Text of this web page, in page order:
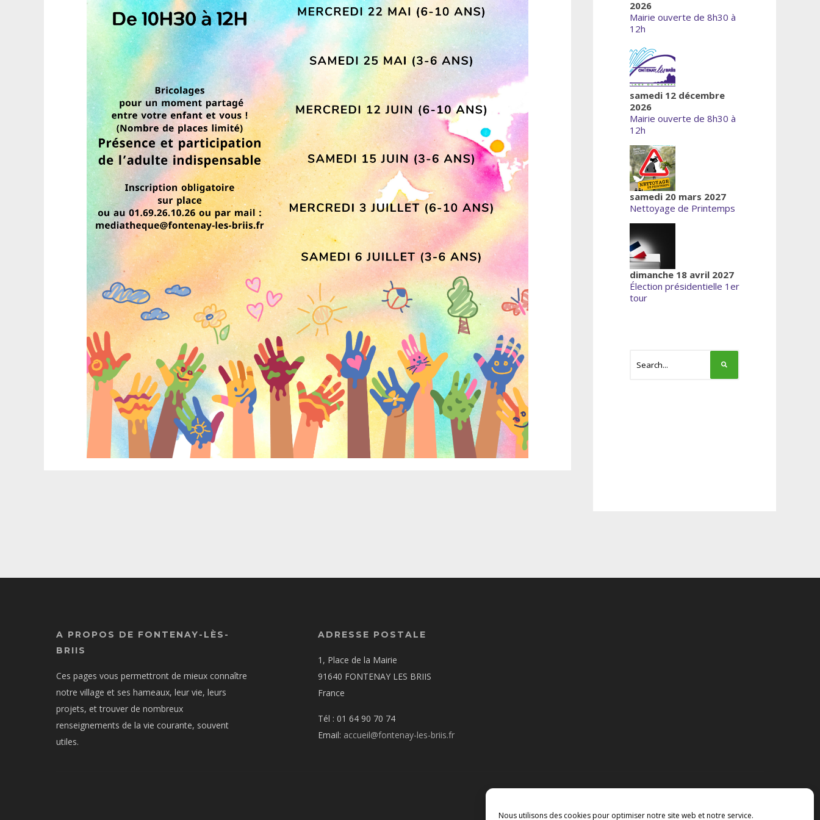
Nous utilisons des cookies pour optimiser notre site web et notre service.
2026
Mairie ouverte de 8h30 à
12h
samedi 12 décembre
2026
Mairie ouverte de 8h30 à
12h
samedi 20 mars 2027
Nettoyage de Printemps
dimanche 18 avril 2027
Élection présidentielle 1er
tour
A PROPOS DE FONTENAY-LÈS-
BRIIS
Ces pages vous permettront de mieux connaître
notre village et ses hameaux, leur vie, leurs
projets, et trouver de nombreux
renseignements de la vie courante, souvent
utiles.
ADRESSE POSTALE
1, Place de la Mairie
91640 FONTENAY LES BRIIS
France
Tél : 01 64 90 70 74
Email: accueil@fontenay-les-briis.fr